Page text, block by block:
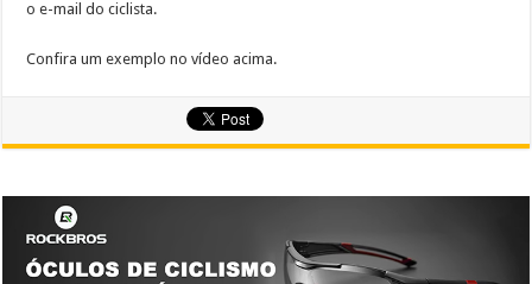
o e-mail do ciclista.
Confira um exemplo no vídeo acima.